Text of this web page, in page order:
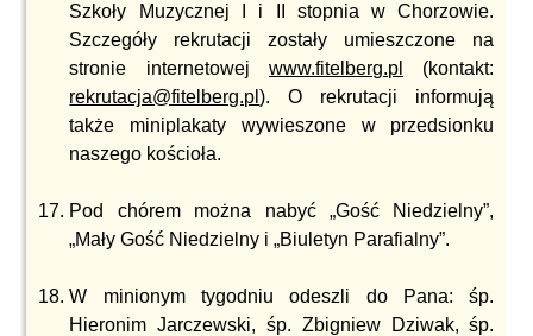
Szkoły Muzycznej I i II stopnia w Chorzowie.
Szczegóły rekrutacji zostały umieszczone na
stronie internetowejwww.fitelberg.pl
(kontakt:
rekrutacja@fitelberg.pl). O rekrutacji informują
także miniplakaty wywieszone w przedsionku
naszego kościoła.
Pod chórem można nabyć „Gość Niedzielny”,
„Mały Gość Niedzielny i „Biuletyn Parafialny”.
W minionym tygodniu odeszli do Pana: śp.
Hieronim Jarczewski, śp. Zbigniew Dziwak, śp.